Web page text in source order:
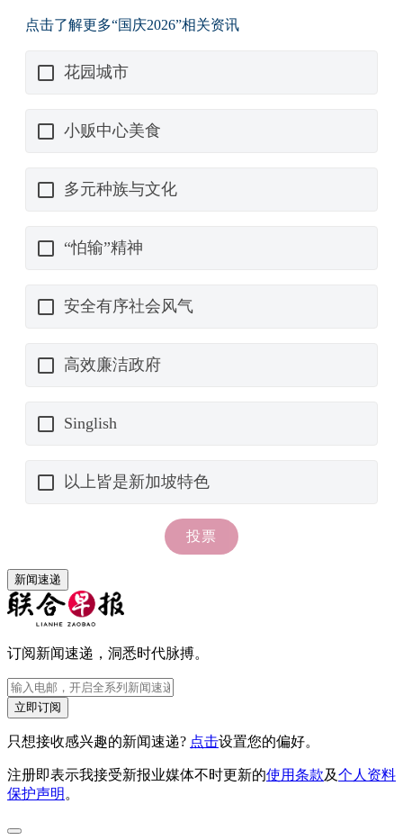
新闻速递
订阅新闻速递，洞悉时代脉搏。
立即订阅
只想接收感兴趣的新闻速递? 点击设置您的偏好。
注册即表示我接受新报业媒体不时更新的使用条款及个人资料
保护声明 。